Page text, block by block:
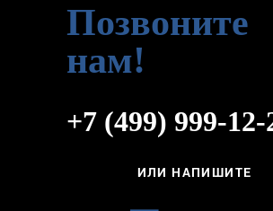
Позвоните
нам!
+7 (499) 999-12-
ИЛИ НАПИШИТЕ